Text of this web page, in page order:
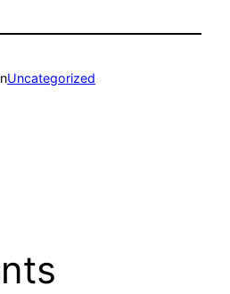
Uncategorized